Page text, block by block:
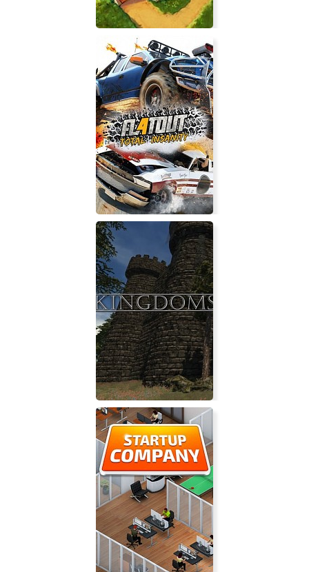
Little Farm
FlatOut 4: Total Insanity
KINGDOMS